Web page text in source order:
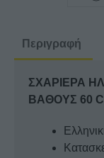
60
CHIOS
NORTH
Περιγραφή
ΣΧΑΡΙΕΡΑ
ΒΑΘΟΥΣ 60